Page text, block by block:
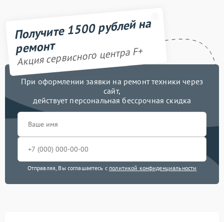
Получите 1500 рублей на
ремонт
Акция сервисного центра F+
При оформлении заявки на ремонт техники через
сайт,
действует персональная бессрочная скидка
Отправляя, Вы соглашаетесь с политикой конфиденциальности